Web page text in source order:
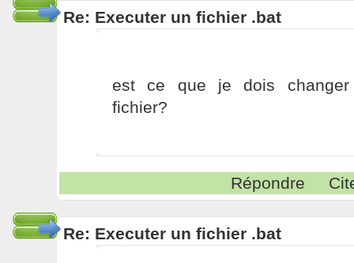
Re: Executer un fichier .bat
est ce que je dois changer
fichier?
Répondre
Re: Executer un fichier .bat